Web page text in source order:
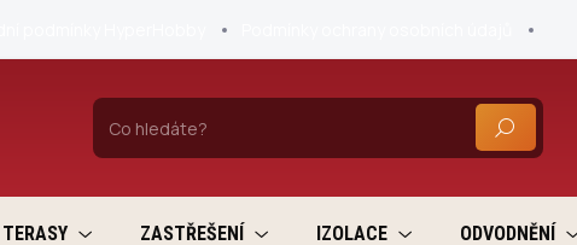
HLEDAT
TERASY ZASTŘEŠENÍ IZOLACE ODVODNĚNÍ